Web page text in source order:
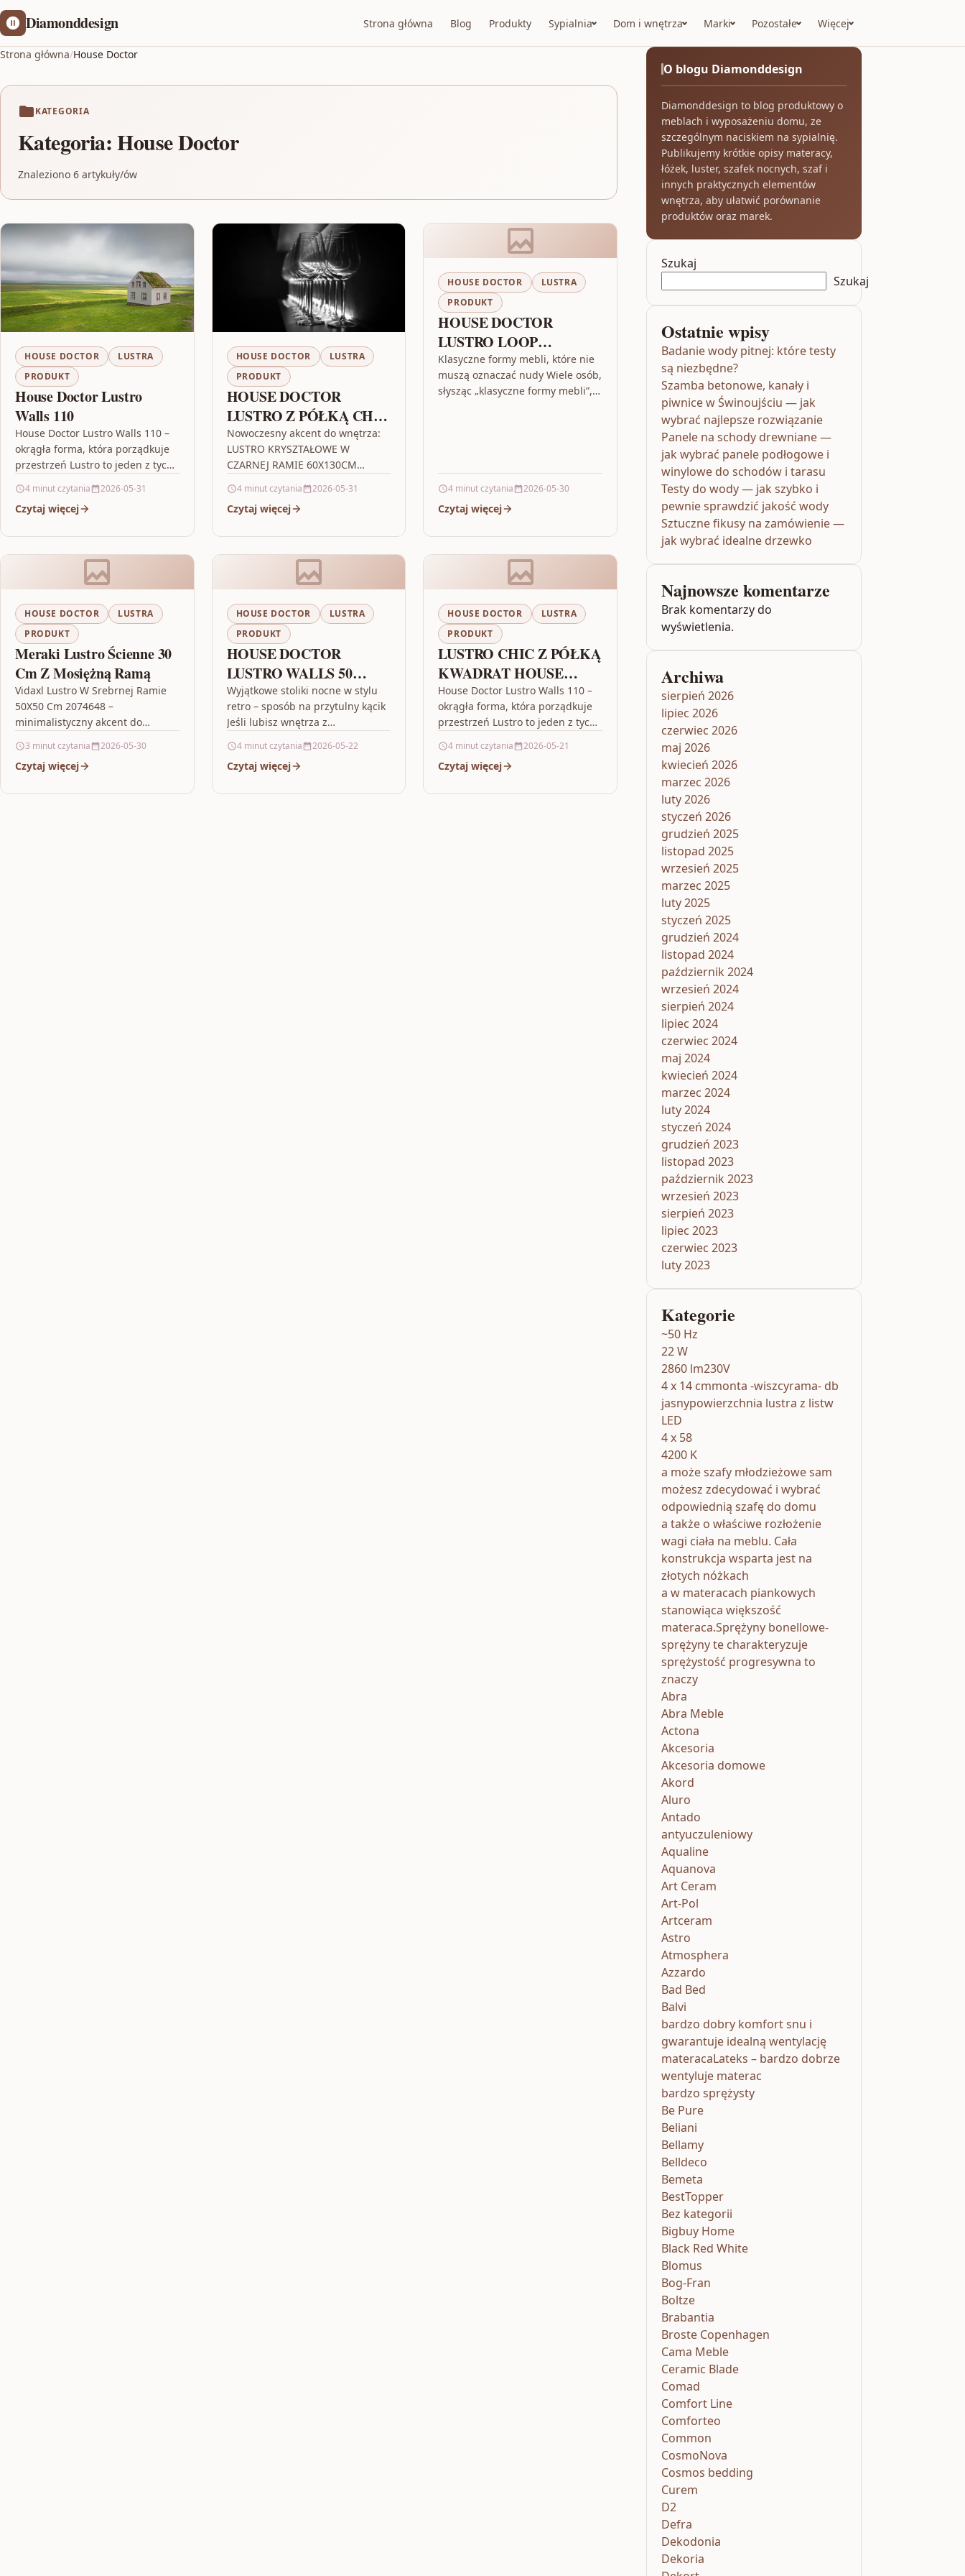
Diamonddesign Strona główna Blog Produkty Sypialnia Dom i wnętrza Marki Pozostałe Więcej
Strona główna/House Doctor
KATEGORIA
Kategoria:House Doctor
Znaleziono 6 artykuły/ów
HOUSE DOCTOR
LUSTRA
PRODUKT
House Doctor Lustro
Walls 110
House Doctor Lustro Walls 110 –
okrągła forma, która porządkuje
przestrzeń Lustro to jeden z tych
tylko „odbija światło”.…
4 minut czytania 2026-05-31
Czytaj więcej
HOUSE DOCTOR
LUSTRA
PRODUKT
HOUSE DOCTOR
LUSTRO Z PÓŁKĄ CHIC
KWADRATOWE
CZARNE – HOUSE
DOCT
Nowoczesny akcent do wnętrza:
LUSTRO KRYSZTAŁOWE W
CZARNEJ RAMIE 60X130CM
mieszkanie bez wielkiego
remontu, liczy się detal. LUSTRO
4 minut czytania 2026-05-31
Czytaj więcej
HOUSE DOCTOR
LUSTRA
PRODUKT
HOUSE DOCTOR
LUSTRO LOOP
MOSIĄDZ
Klasyczne formy mebli, które nie
muszą oznaczać nudy Wiele osób,
słysząc „klasyczne formy mebli”,
4 minut czytania 2026-05-30
Czytaj więcej
HOUSE DOCTOR
LUSTRA
PRODUKT
Meraki Lustro Ścienne 30
Cm Z Mosiężną Ramą
Vidaxl Lustro W Srebrnej Ramie
50X50 Cm 2074648 –
minimalistyczny akcent do
szukasz elementu, który
jednocześnie spełnia funkcję
3 minut czytania 2026-05-30
Czytaj więcej
HOUSE DOCTOR
LUSTRA
PRODUKT
HOUSE DOCTOR
LUSTRO WALLS 50
PODŁUŻNE –
Wyjątkowe stoliki nocne w stylu
retro – sposób na przytulny kącik
Jeśli lubisz wnętrza z
cenisz praktyczne rozwiązania,
Vidaxl Lumarko Stoliki…
4 minut czytania 2026-05-22
Czytaj więcej
HOUSE DOCTOR
LUSTRA
PRODUKT
LUSTRO CHIC Z PÓŁKĄ
KWADRAT HOUSE
DOCTOR
House Doctor Lustro Walls 110 –
okrągła forma, która porządkuje
przestrzeń Lustro to jeden z tych
tylko „odbija światło”.…
4 minut czytania 2026-05-21
Czytaj więcej
O blogu Diamonddesign
Diamonddesign to blog produktowy o
meblach i wyposażeniu domu, ze
szczególnym naciskiem na sypialnię.
Publikujemy krótkie opisy materacy,
łóżek, luster, szafek nocnych, szaf i
innych praktycznych elementów
wnętrza, aby ułatwić porównanie
produktów oraz marek.
Szukaj
Szukaj
Ostatnie wpisy
Badanie wody pitnej: które testy
są niezbędne?
Szamba betonowe, kanały i
piwnice w Świnoujściu — jak
wybrać najlepsze rozwiązanie
Panele na schody drewniane —
jak wybrać panele podłogowe i
winylowe do schodów i tarasu
Testy do wody — jak szybko i
pewnie sprawdzić jakość wody
Sztuczne fikusy na zamówienie —
jak wybrać idealne drzewko
Najnowsze komentarze
Brak komentarzy do
wyświetlenia.
Archiwa
sierpień 2026
lipiec 2026
czerwiec 2026
maj 2026
kwiecień 2026
marzec 2026
luty 2026
styczeń 2026
grudzień 2025
listopad 2025
wrzesień 2025
marzec 2025
luty 2025
styczeń 2025
grudzień 2024
listopad 2024
październik 2024
wrzesień 2024
sierpień 2024
lipiec 2024
czerwiec 2024
maj 2024
kwiecień 2024
marzec 2024
luty 2024
styczeń 2024
grudzień 2023
listopad 2023
październik 2023
wrzesień 2023
sierpień 2023
lipiec 2023
czerwiec 2023
luty 2023
Kategorie
~50 Hz
22 W
2860 lm230V
4 x 14 cmmonta -wiszcyrama- db
jasnypowierzchnia lustra z listw
LED
4 x 58
4200 K
a może szafy młodzieżowe sam
możesz zdecydować i wybrać
odpowiednią szafę do domu
a także o właściwe rozłożenie
wagi ciała na meblu. Cała
konstrukcja wsparta jest na
złotych nóżkach
a w materacach piankowych
stanowiąca większość
materaca.Sprężyny bonellowe-
sprężyny te charakteryzuje
sprężystość progresywna to
znaczy
Abra
Abra Meble
Actona
Akcesoria
Akcesoria domowe
Akord
Aluro
Antado
antyuczuleniowy
Aqualine
Aquanova
Art Ceram
Art-Pol
Artceram
Astro
Atmosphera
Azzardo
Bad Bed
Balvi
bardzo dobry komfort snu i
gwarantuje idealną wentylację
materacaLateks – bardzo dobrze
wentyluje materac
bardzo sprężysty
Be Pure
Beliani
Bellamy
Belldeco
Bemeta
BestTopper
Bez kategorii
Bigbuy Home
Black Red White
Blomus
Bog-Fran
Boltze
Brabantia
Broste Copenhagen
Cama Meble
Ceramic Blade
Comad
Comfort Line
Comforteo
Common
CosmoNova
Cosmos bedding
Curem
D2
Defra
Dekodonia
Dekoria